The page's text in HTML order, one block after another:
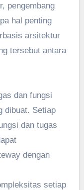
pengembang
hal penting
arsitektur
tersebut antara
dan fungsi
dibuat. Setiap
dan tugas
dengan
setiap